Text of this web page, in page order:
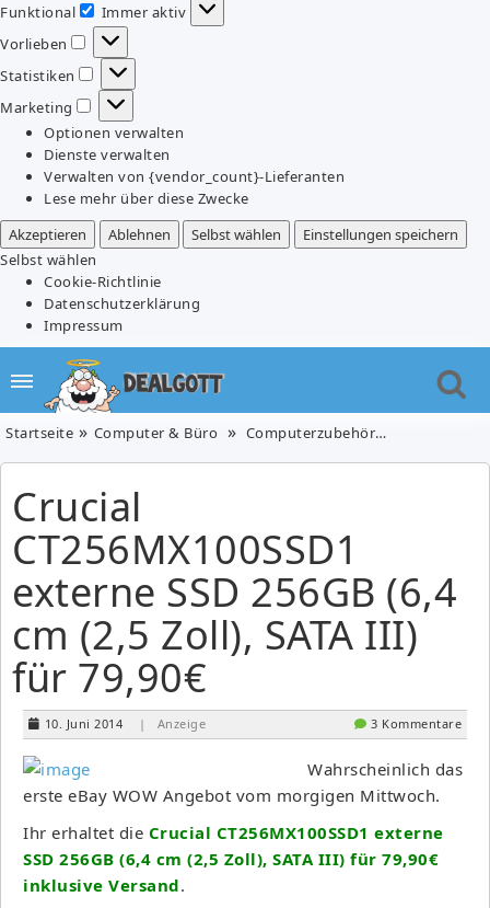
Funktional
Funktional
Immer aktiv
Vorlieben
Vorlieben
Statistiken
Statistiken
Marketing
Marketing
Optionen verwalten
Dienste verwalten
Verwalten von {vendor_count}-Lieferanten
Lese mehr über diese Zwecke
Akzeptieren
Ablehnen Selbst wählen
Einstellungen speichern
Selbst wählen
Cookie-Richtlinie
Datenschutzerklärung
Impressum
Startseite Computer & Büro Computerzubehör
Crucial
CT256MX100SSD1
externe SSD 256GB (6,4
cm (2,5 Zoll), SATA III)
für 79,90€
10. Juni 2014 | Anzeige 3 Kommentare
Wahrscheinlich das
erste eBay WOW Angebot vom morgigen Mittwoch.
Ihr erhaltet die Crucial CT256MX100SSD1 externe
SSD 256GB (6,4 cm (2,5 Zoll), SATA III) für 79,90€
inklusive Versand.